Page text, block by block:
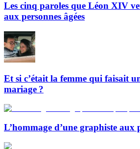
Les cinq paroles que Léon XIV
aux personnes âgées
Et si c’était la femme qui faisait
mariage ?
L’hommage d’une graphiste aux